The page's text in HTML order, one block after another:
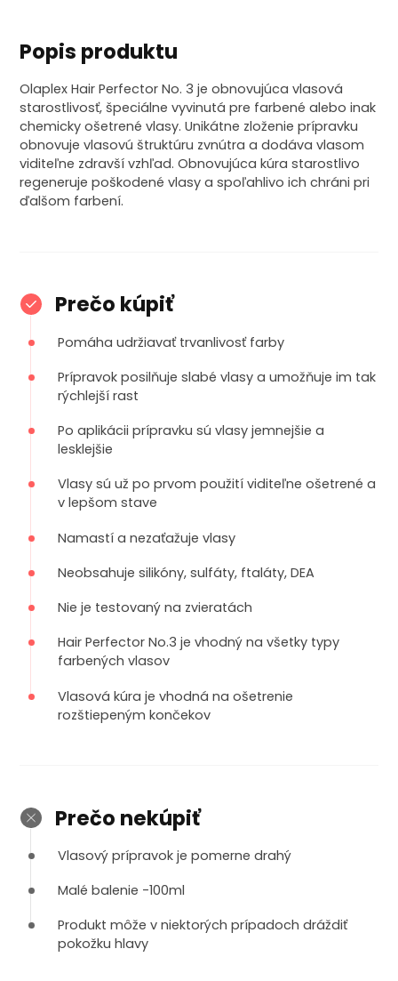
Popis produktu
Olaplex Hair Perfector No. 3 je obnovujúca vlasová
starostlivosť, špeciálne vyvinutá pre farbené alebo inak
chemicky ošetrené vlasy. Unikátne zloženie prípravku
obnovuje vlasovú štruktúru zvnútra a dodáva vlasom
viditeľne zdravší vzhľad. Obnovujúca kúra starostlivo
regeneruje poškodené vlasy a spoľahlivo ich chráni pri
ďalšom farbení.
Prečo kúpiť
Pomáha udržiavať trvanlivosť farby
Prípravok posilňuje slabé vlasy a umožňuje im tak
rýchlejší rast
Po aplikácii prípravku sú vlasy jemnejšie a
lesklejšie
Vlasy sú už po prvom použití viditeľne ošetrené a
v lepšom stave
Namastí a nezaťažuje vlasy
Neobsahuje silikóny, sulfáty, ftaláty, DEA
Nie je testovaný na zvieratách
Hair Perfector No.3 je vhodný na všetky typy
farbených vlasov
Vlasová kúra je vhodná na ošetrenie
rozštiepeným končekov
Prečo nekúpiť
Vlasový prípravok je pomerne drahý
Malé balenie -100ml
Produkt môže v niektorých prípadoch dráždiť
pokožku hlavy